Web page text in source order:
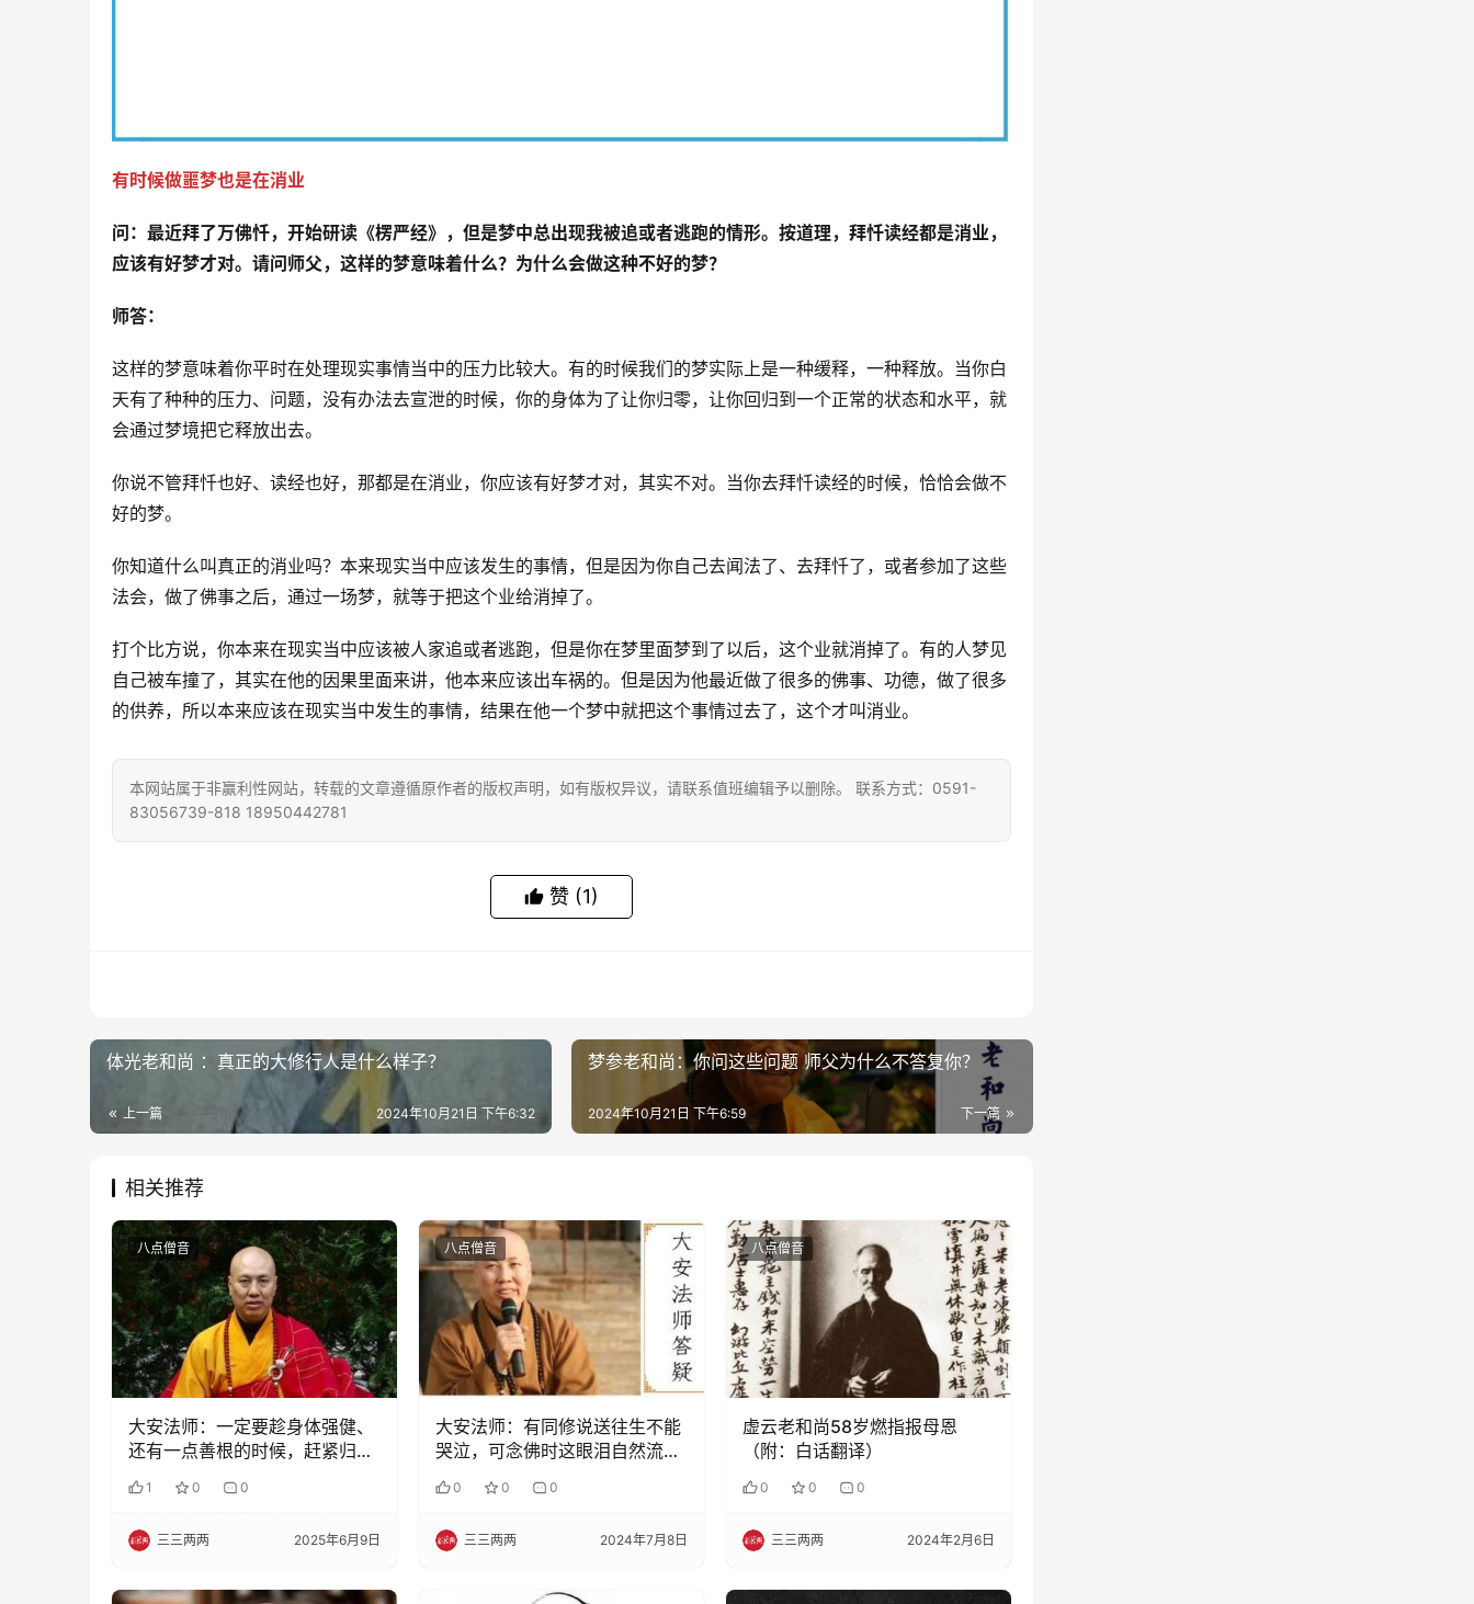
有时候做噩梦也是在消业
问： 最近拜了万佛忏，开始研读《楞严经》，但是梦中总出现我被追或者逃跑的情形。按道理，拜忏读经都是消业，
应该有好梦才对。请问师父，这样的梦意味着什么？为什么会做这种不好的梦？
师答：
这样的梦意味着你平时在处理现实事情当中的压力比较大。有的时候我们的梦实际上是一种缓释，一种释放。当你白
天有了种种的压力、问题，没有办法去宣泄的时候，你的身体为了让你归零，让你回归到一个正常的状态和水平，就
会通过梦境把它释放出去。
你说不管拜忏也好、读经也好，那都是在消业，你应该有好梦才对，其实不对。当你去拜忏读经的时候，恰恰会做不
好的梦。
你知道什么叫真正的消业吗？本来现实当中应该发生的事情，但是因为你自己去闻法了、去拜忏了，或者参加了这些
法会，做了佛事之后，通过一场梦，就等于把这个业给消掉了。
打个比方说，你本来在现实当中应该被人家追或者逃跑，但是你在梦里面梦到了以后，这个业就消掉了。有的人梦见
自己被车撞了，其实在他的因果里面来讲，他本来应该出车祸的。但是因为他最近做了很多的佛事、功德，做了很多
的供养，所以本来应该在现实当中发生的事情，结果在他一个梦中就把这个事情过去了，这个才叫消业。
本网站属于非赢利性网站，转载的文章遵循原作者的版权声明，如有版权异议，请联系值班编辑予以删除。 联系方式：0591-
83056739-818 18950442781
赞 (1)
体光老和尚 ：真正的大修行人是什么样子？
上一篇 2024年10月21日 下午6:32
梦参老和尚：你问这些问题 师父为什么不答复你？
下一篇
2024年10月21日 下午6:59
相关推荐
八点僧音
大安法师：一定要趁身体强健、
还有一点善根的时候，赶紧归投
到阿弥陀佛的慈悲愿海当中来
1 0 0
三三两两 2025年6月9日
八点僧音
大安法师：有同修说送往生不能
哭泣，可念佛时这眼泪自然流
出。该如何抑制？
0 0 0
三三两两 2024年7月8日
八点僧音
虚云老和尚58岁燃指报母恩
（附：白话翻译）
0 0 0
三三两两 2024年2月6日